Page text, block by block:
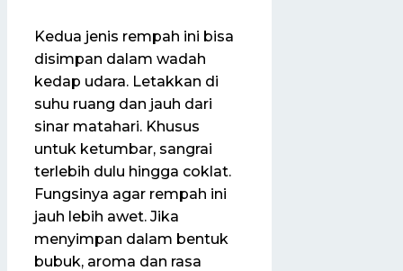
Kedua jenis rempah ini bisa
disimpan dalam wadah
kedap udara. Letakkan di
suhu ruang dan jauh dari
sinar matahari. Khusus
untuk ketumbar, sangrai
terlebih dulu hingga coklat.
Fungsinya agar rempah ini
jauh lebih awet. Jika
menyimpan dalam bentuk
bubuk, aroma dan rasa